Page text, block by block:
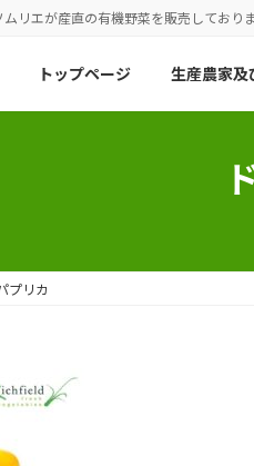
リエが産直の有機野菜を販売しておりま
トップページ 生産農家及
プリカ